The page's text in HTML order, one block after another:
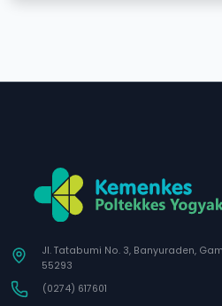
Jl. Tatabumi No. 3, Banyuraden,
55293
(0274) 617601